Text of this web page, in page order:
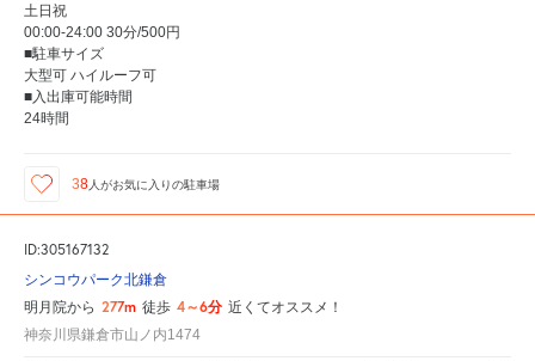
土日祝
00:00-24:00 30分/500円
■駐車サイズ
大型可 ハイルーフ可
■入出庫可能時間
24時間
38 人がお気に入りの駐車場
ID:305167132
シンコウパーク北鎌倉
明月院から 277m 徒歩 4～6分 近くてオススメ！
神奈川県鎌倉市山ノ内1474